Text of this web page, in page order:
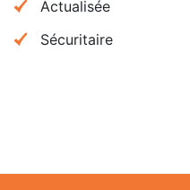
Actualisée
Sécuritaire